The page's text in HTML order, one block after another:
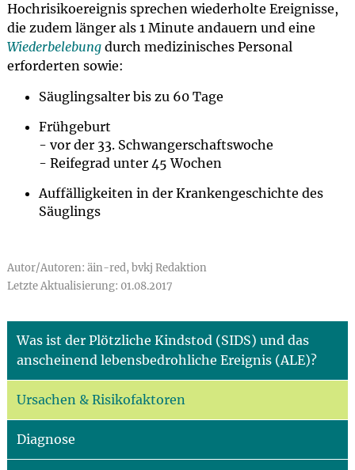
Hochrisikoereignis sprechen wiederholte Ereignisse,
die zudem länger als 1 Minute andauern und eine
Wiederbelebungdurch medizinisches Personal
erforderten sowie:
Säuglingsalter bis zu 60 Tage
Frühgeburt
- vor der 33. Schwangerschaftswoche
- Reifegrad unter 45 Wochen
Auffälligkeiten in der Krankengeschichte des
Säuglings
Autor/Autoren: äin-red, bvkj Redaktion
Letzte Aktualisierung: 01.08.2017
Was ist der Plötzliche Kindstod (SIDS) und das
anscheinend lebensbedrohliche Ereignis (ALE)?
Ursachen & Risikofaktoren
Diagnose